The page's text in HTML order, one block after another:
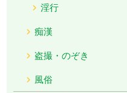
淫行
痴漢
盗撮・のぞき
風俗